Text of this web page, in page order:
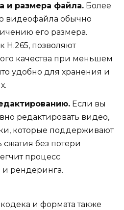
и размера файла. Более
видеофайла обычно
его размера.
H.265, позволяют
качества при меньшем
удобно для хранения и
Если вы
редактировать видео,
которые поддерживают
без потери
процесс
рендеринга.
и формата также